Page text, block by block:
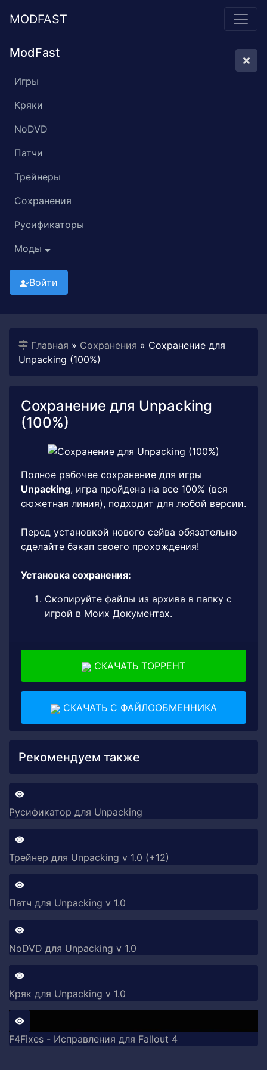
MODFAST
ModFast
Игры
Кряки
NoDVD
Патчи
Трейнеры
Сохранения
Русификаторы
Моды
Войти
Главная » Сохранения » Сохранение для
Unpacking (100%)
Сохранение для Unpacking
(100%)
Полное рабочее сохранение для игры
Unpacking, игра пройдена на все 100% (вся
сюжетная линия), подходит для любой версии.
Перед установкой нового сейва обязательно
сделайте бэкап своего прохождения!
Установка сохранения:
Скопируйте файлы из архива в папку с
игрой в Моих Документах.
СКАЧАТЬ ТОРРЕНТ
СКАЧАТЬ С ФАЙЛООБМЕННИКА
Рекомендуем также
Русификатор для Unpacking
Трейнер для Unpacking v 1.0 (+12)
Патч для Unpacking v 1.0
NoDVD для Unpacking v 1.0
Кряк для Unpacking v 1.0
F4Fixes - Исправления для Fallout 4